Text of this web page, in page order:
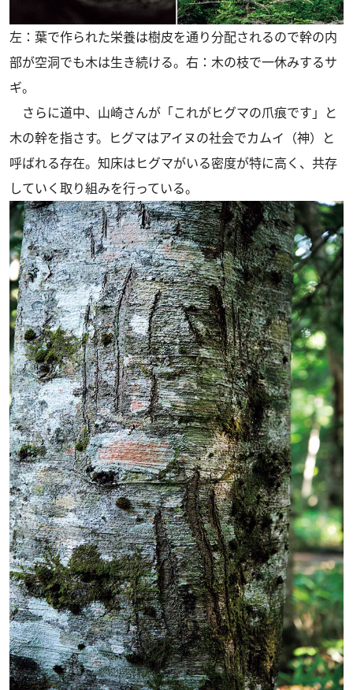
左：葉で作られた栄養は樹皮を通り分配されるので幹の内
部が空洞でも木は生き続ける。右：木の枝で一休みするサ
ギ。
さらに道中、山崎さんが「これがヒグマの爪痕です」と
木の幹を指さす。ヒグマはアイヌの社会でカムイ（神）と
呼ばれる存在。知床はヒグマがいる密度が特に高く、共存
していく取り組みを行っている。